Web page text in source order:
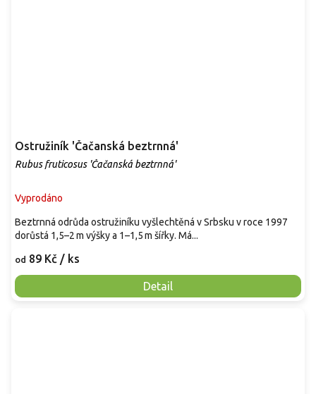
Ostružiník 'Čačanská beztrnná'
Rubus fruticosus 'Čačanská beztrnná'
Vyprodáno
od 89 Kč / ks
Detail
Beztrnná odrůda ostružiníku vyšlechtěná v Srbsku v roce 1997
dorůstá 1,5–2 m výšky a 1–1,5 m šířky. Má...